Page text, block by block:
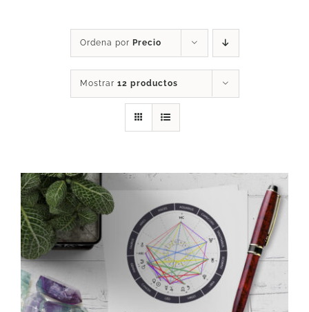
SERVICIOS
PRODUCTOS
ARTÍCULOS
ACERCA
Ordena por Precio
Mostrar 12 productos